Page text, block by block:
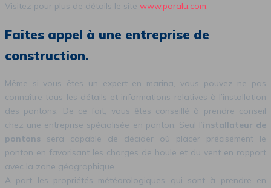
Visitez pour plus de détails le site www.poralu.com.
Faites appel à une entreprise de
construction.
Même si vous êtes un expert en marina, vous pouvez ne pas
connaître tous les détails et informations relatives à l’installation
des pontons. De ce fait, vous êtes conseillé à prendre conseil
chez une entreprise spécialisée en ponton. Seul l’installateur de
pontons sera capable de décider où placer précisément le
ponton en favorisant les charges de houle et du vent en rapport
avec la zone géographique.
A part les propriétés météorologiques qui sont à prendre en